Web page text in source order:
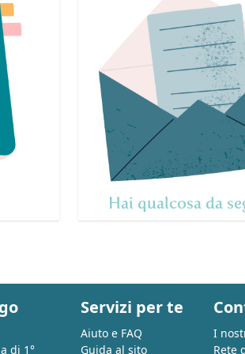
Hai qualcosa da
di 1°
Servizi per te
Aiuto e FAQ
Guida al sito
I
Rete